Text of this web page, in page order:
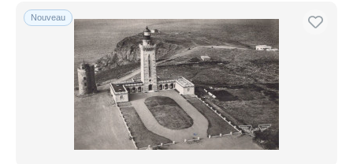
Europe
France
[22] Côtes d'Armor
Cap Frehel
Prix fixes
Enchères avec offres
Enchères sans offres
Maisons de vente
Vendus
Toutes les durées
Nouveau